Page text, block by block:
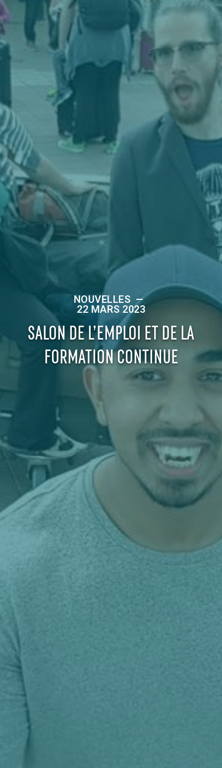
NOUVELLES —
22 MARS 2023
SALON DE L’EMPLOI ET DE LA
FORMATION CONTINUE